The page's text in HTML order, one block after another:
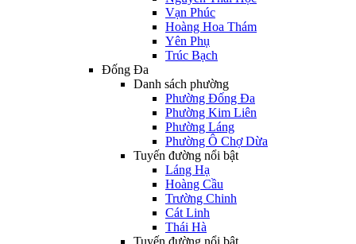
Vạn Phúc
Hoàng Hoa Thám
Yên Phụ
Trúc Bạch
Đống Đa
Danh sách phường
Phường Đống Đa
Phường Kim Liên
Phường Láng
Phường Ô Chợ Dừa
Tuyến đường nổi bật
Láng Hạ
Hoàng Cầu
Trường Chinh
Cát Linh
Thái Hà
Tuyến đường nổi bật